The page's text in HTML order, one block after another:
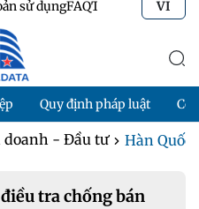
sử dụngFAQTư vấn kỹ thuật
VI
Quy định pháp luật
doanh - Đầu tư Hàn Quốc
tra chống bán